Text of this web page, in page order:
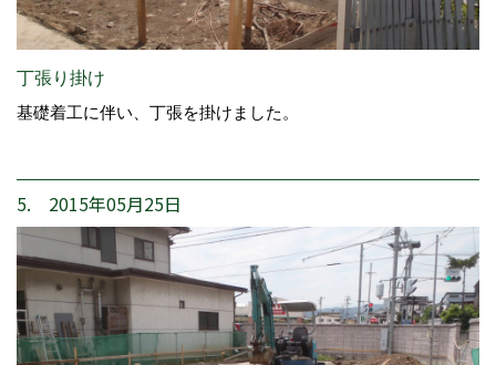
丁張り掛け
基礎着工に伴い、丁張を掛けました。
5. 2015年05月25日